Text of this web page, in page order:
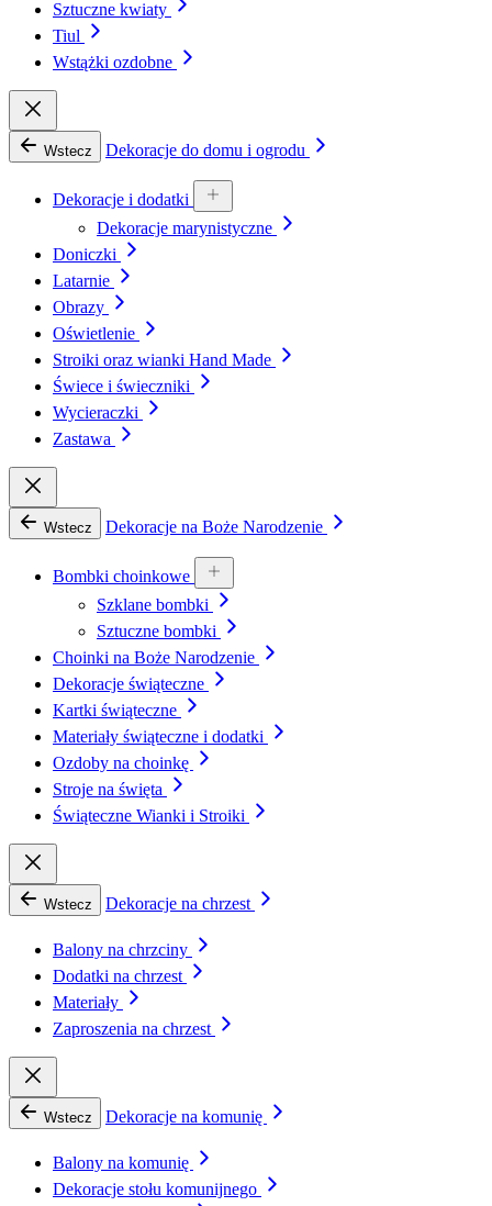
Sztuczne kwiaty
Tiul
Wstążki ozdobne
Wstecz Dekoracje do domu i ogrodu
Dekoracje i dodatki
Dekoracje marynistyczne
Doniczki
Latarnie
Obrazy
Oświetlenie
Stroiki oraz wianki Hand Made
Świece i świeczniki
Wycieraczki
Zastawa
Wstecz Dekoracje na Boże Narodzenie
Bombki choinkowe
Szklane bombki
Sztuczne bombki
Choinki na Boże Narodzenie
Dekoracje świąteczne
Kartki świąteczne
Materiały świąteczne i dodatki
Ozdoby na choinkę
Stroje na święta
Świąteczne Wianki i Stroiki
Wstecz Dekoracje na chrzest
Balony na chrzciny
Dodatki na chrzest
Materiały
Zaproszenia na chrzest
Wstecz Dekoracje na komunię
Balony na komunię
Dekoracje stołu komunijnego